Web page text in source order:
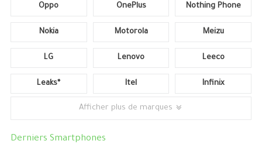
Oppo OnePlus Nothing Phone
Nokia Motorola Meizu
LG Lenovo Leeco
Leaks* Itel Infinix
Afficher plus de marques
Derniers Smartphones